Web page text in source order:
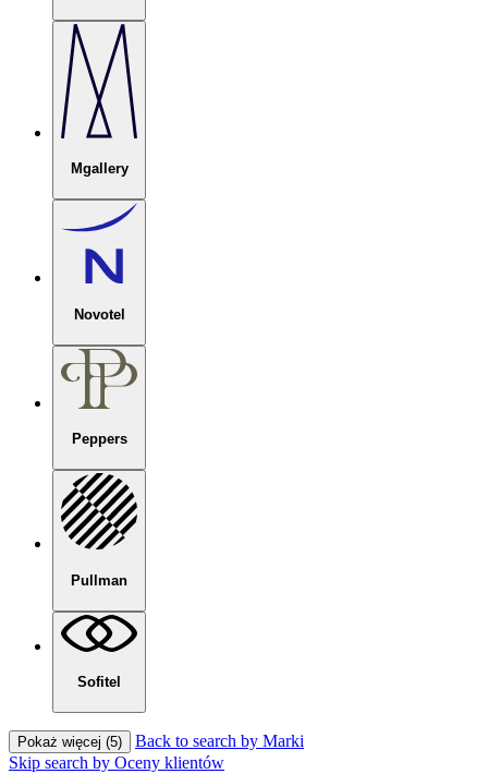
Mgallery
Novotel
Peppers
Pullman
Sofitel
Pokaż więcej (5)
Back to search by Marki
Skip search by Oceny klientów